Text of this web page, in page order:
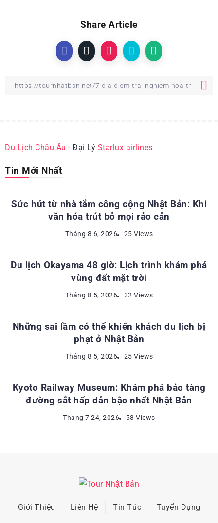
Share Article
Du Lịch Châu Âu - Đại Lý Starlux airlines
Tin Mới Nhất
Sức hút từ nhà tắm công cộng Nhật Bản: Khi
văn hóa trút bỏ mọi rảo cản
Tháng 8 6, 2026 25 Views
ĐỊA ĐIỂM DU LỊCH NHẬT BẢN
Du lịch Okayama 48 giờ: Lịch trình khám phá
vùng đất mặt trời
Tháng 8 5, 2026 32 Views
KINH NGHIỆM DU LỊCH NHẬT BẢN
Những sai lầm có thể khiến khách du lịch bị
phạt ở Nhật Bản
Tháng 8 5, 2026 25 Views
ĐỊA ĐIỂM DU LỊCH NHẬT BẢN
Kyoto Railway Museum: Khám phá bảo tàng
đường sắt hấp dẫn bậc nhất Nhật Bản
Tháng 7 24, 2026 58 Views
Giới Thiệu Liên Hệ Tin Tức Tuyển Dụng